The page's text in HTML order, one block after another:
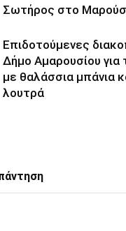
Σωτήρος στο
Επιδοτούμενες
Δήμο Αμαρουσίου
με θαλάσσια μπάνια
λουτρά